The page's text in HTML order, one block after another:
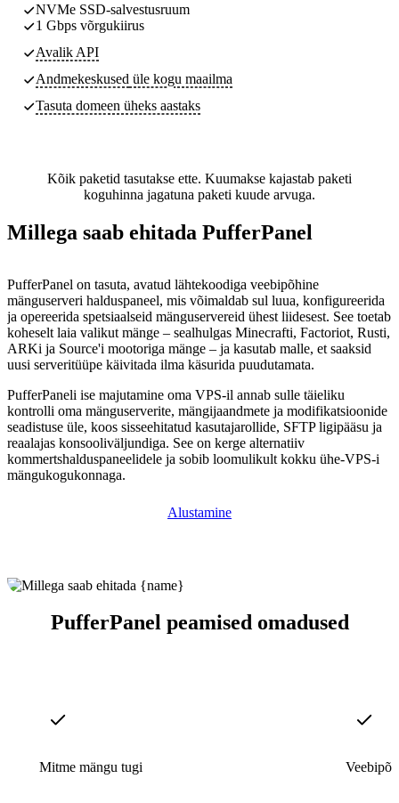
NVMe SSD-salvestusruum
1 Gbps võrgukiirus
Avalik API
Andmekeskused üle kogu maailma
Tasuta domeen üheks aastaks
Kõik paketid tasutakse ette. Kuumakse kajastab paketi
koguhinna jagatuna paketi kuude arvuga.
Millega saab ehitada PufferPanel
PufferPanel on tasuta, avatud lähtekoodiga veebipõhine
mänguserveri halduspaneel, mis võimaldab sul luua, konfigureerida
ja opereerida spetsiaalseid mänguservereid ühest liidesest. See toetab
koheselt laia valikut mänge – sealhulgas Minecrafti, Factoriot, Rusti,
ARKi ja Source'i mootoriga mänge – ja kasutab malle, et saaksid
uusi serveritüüpe käivitada ilma käsurida puudutamata.
PufferPaneli ise majutamine oma VPS-il annab sulle täieliku
kontrolli oma mänguserverite, mängijaandmete ja modifikatsioonide
seadistuse üle, koos sisseehitatud kasutajarollide, SFTP ligipääsu ja
reaalajas konsooliväljundiga. See on kerge alternatiiv
kommertshalduspaneelidele ja sobib loomulikult kokku ühe-VPS-i
mängukogukonnaga.
Alustamine
PufferPanel peamised omadused
Mitme mängu tugi